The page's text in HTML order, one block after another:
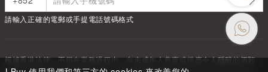
請輸入正確的電郵或手提電話號碼格式
根據香港法律，不得在業務過程中，向未成年人售賣或供應令人醺醉的酒類
Under the law of Hong Kong, intoxicating liquor must not be sold or